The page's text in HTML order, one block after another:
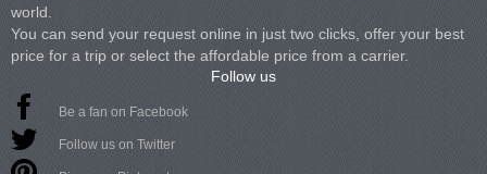
world.
You can send your request online in just two clicks, offer your best
price for a trip or select the affordable price from a carrier.
Follow us
Be a fan on Facebook
Follow us on Twitter